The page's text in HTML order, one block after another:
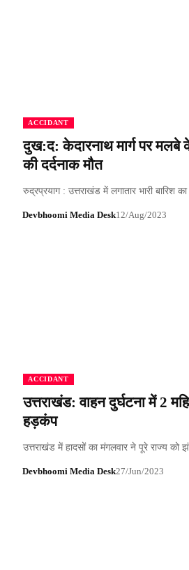
ACCIDANT
दुख:द: केदारनाथ मार्ग पर मलबे
की दर्दनाक मौत
रुद्रप्रयाग : उत्तराखंड में लगातार भारी बारिश
Devbhoomi Media Desk12/Aug/2023
ACCIDANT
उत्तराखंड: वाहन दुर्घटना में 2
हड़कंप
उत्तराखंड में हादसों का मंगलवार ने पूरे राज्य
Devbhoomi Media Desk27/Jun/2023